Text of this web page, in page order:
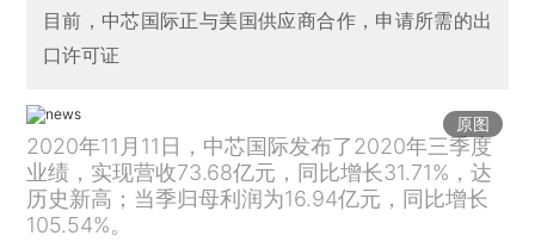
目前，中芯国际正与美国供应商合作，申请所需的出
口许可证
原图
2020年11月11日，中芯国际发布了2020年三季度
业绩，实现营收73.68亿元，同比增长31.71%，达
历史新高；当季归母利润为16.94亿元，同比增长
105.54%。